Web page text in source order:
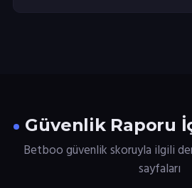
Güvenlik Raporu
Betboo güvenlik skoruyla ilgili
sayfaları